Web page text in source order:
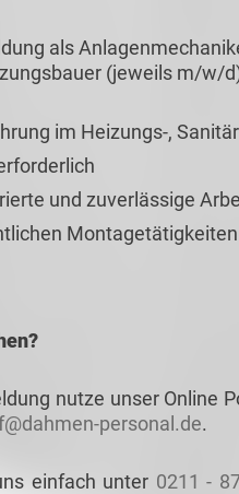
als
(jeweils m/w/
im Heizungs-,
und zuverlässige
Montagetätigkeiten
nutze unser Online
personal.de.
einfach unter 0211 -